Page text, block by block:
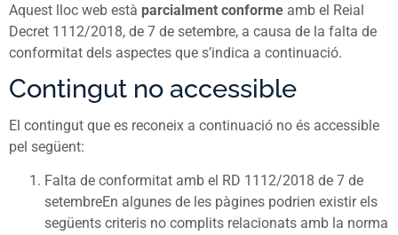
Aquest lloc web està parcialment conforme amb el Reial
Decret 1112/2018, de 7 de setembre, a causa de la falta de
conformitat dels aspectes que s’indica a continuació.
Contingut no accessible
El contingut que es reconeix a continuació no és accessible
pel següent:
Falta de conformitat amb el RD 1112/2018 de 7 de
setembreEn algunes de les pàgines podrien existir els
següents criteris no complits relacionats amb la norma